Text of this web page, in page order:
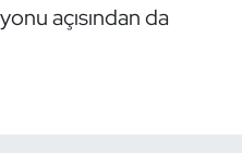
açısından da